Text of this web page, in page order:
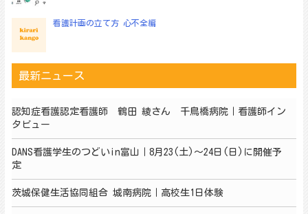
看護計画の立て方 心不全編
最新ニュース
認知症看護認定看護師 鶴田 綾さん 千鳥橋病院｜看護師イン
タビュー
DANS看護学生のつどいin富山｜8月23(土)～24日(日)に開催予
定
茨城保健生活協同組合 城南病院｜高校生1日体験